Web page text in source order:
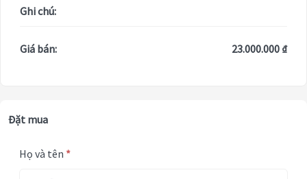
Ghi chú:
Giá bán: 23.000.000 ₫
Đặt mua
Họ và tên *